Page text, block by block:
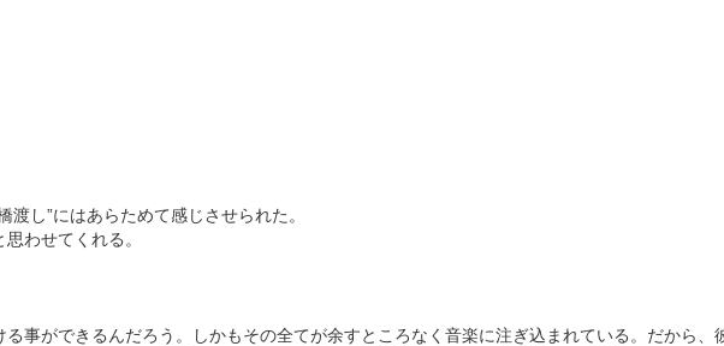
し”にはあらためて感じさせられた。
わせてくれる。
事ができるんだろう。しかもその全てが余すところなく音楽に注ぎ込まれている。だから、